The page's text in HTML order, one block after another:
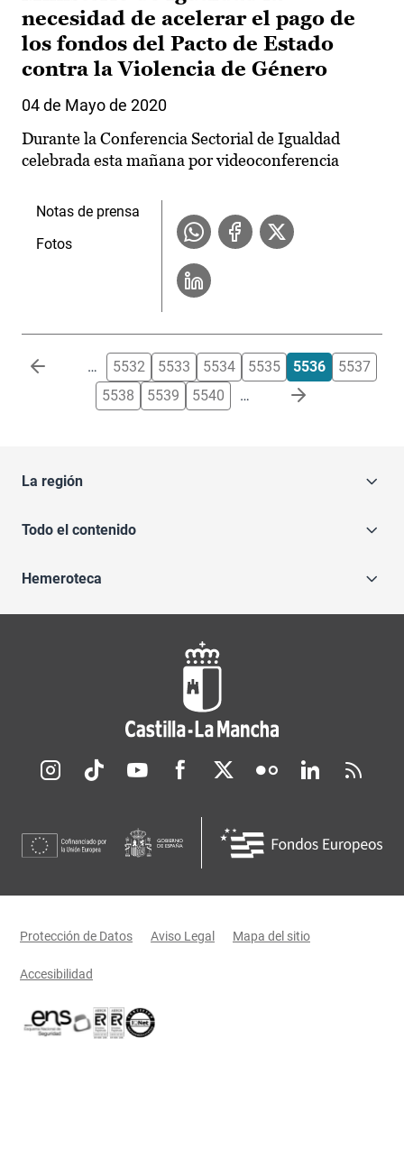
necesidad de acelerar el pago de
los fondos del Pacto de Estado
contra la Violencia de Género
04 de Mayo de 2020
Durante la Conferencia Sectorial de Igualdad
celebrada esta mañana por videoconferencia
Notas de prensa
Fotos
Paginación … 5532 5533 5534 5535 5536
5537
5538
5539 5540 …
La región
Todo el contenido
Hemeroteca
Redes sociales JCCM
Menú legal
Protección de Datos Aviso Legal Mapa del sitio
Accesibilidad